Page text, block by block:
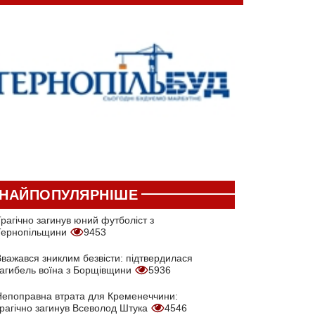
загинув юний футболіст з
9453
зниклим безвісти: підтвердилася
воїна з Борщівщини
5936
втрата для Кременеччини:
загинув Всеволод Штука
4546